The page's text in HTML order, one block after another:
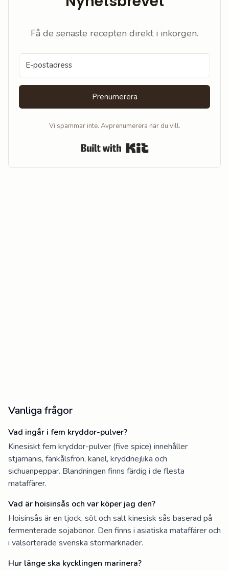
Få de senaste recepten direkt i inkorgen.
Prenumerera
Vi spammar inte. Avprenumerera när du vill.
Vanliga frågor
Vad ingår i fem kryddor-pulver?
Kinesiskt fem kryddor-pulver (five spice) innehåller
stjärnanis, fänkålsfrön, kanel, kryddnejlika och
sichuanpeppar. Blandningen finns färdig i de flesta
mataffärer.
Vad är hoisinsås och var köper jag den?
Hoisinsås är en tjock, söt och salt kinesisk sås baserad på
fermenterade sojabönor. Den finns i asiatiska mataffärer och
i välsorterade svenska stormarknader.
Hur länge ska kycklingen marinera?